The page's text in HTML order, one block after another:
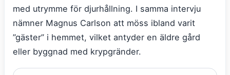
med utrymme för djurhållning. I samma intervju
nämner Magnus Carlson att möss ibland varit
”gäster” i hemmet, vilket antyder en äldre gård
eller byggnad med krypgränder.